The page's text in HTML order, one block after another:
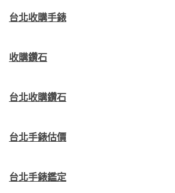
台北收購手錶
收購鑽石
台北收購鑽石
台北手錶估價
台北手錶鑑定